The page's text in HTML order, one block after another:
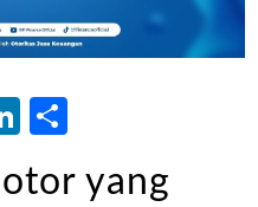
LinkedIn
yang